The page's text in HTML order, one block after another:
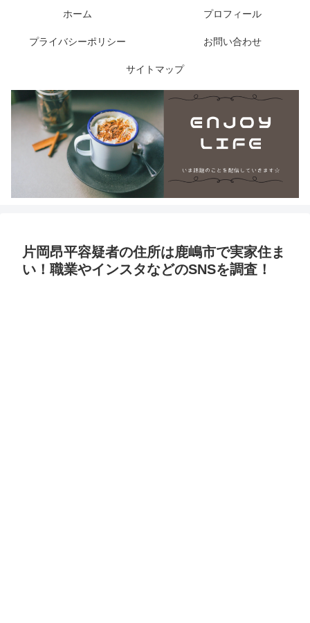
ホーム プロフィール
プライバシーポリシー お問い合わせ
サイトマップ
片岡昂平容疑者の住所は鹿嶋市で実家住ま
い！職業やインスタなどのSNSを調査！